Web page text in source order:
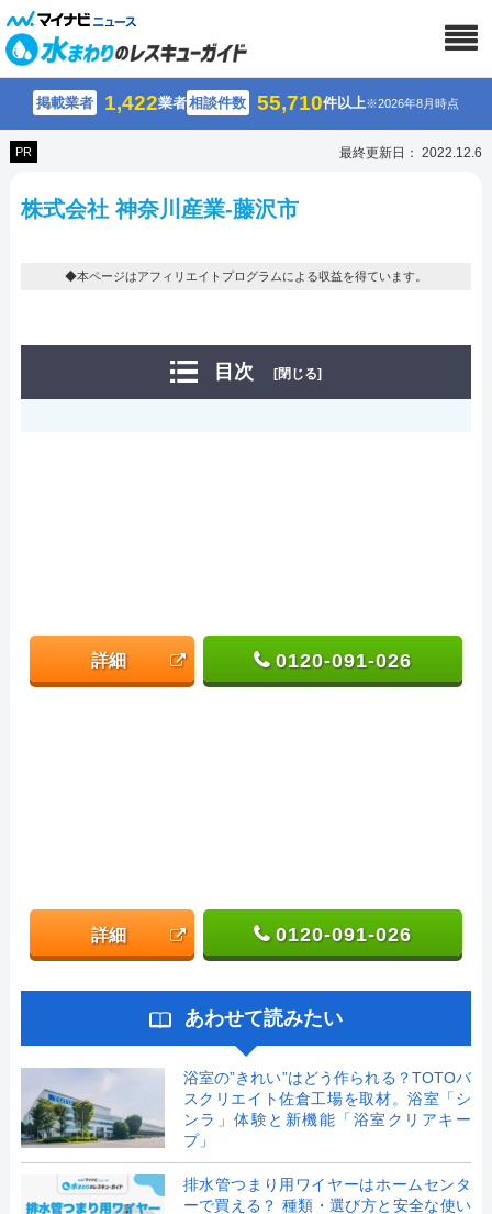
掲載業者 1,422業者相談件数 55,710件以上※2026年8月時点
PR 最終更新日： 2022.12.6
株式会社 神奈川産業-藤沢市
◆本ページはアフィリエイトプログラムによる収益を得ています。
目次 [閉じる]
詳細 0120-091-026
詳細 0120-091-026
あわせて読みたい
浴室の”きれい”はどう作られる？TOTOバ
スクリエイト佐倉工場を取材。浴室「シ
ンラ」体験と新機能「浴室クリアキー
プ」
排水管つまり用ワイヤーはホームセンタ
ーで買える？ 種類・選び方と安全な使い